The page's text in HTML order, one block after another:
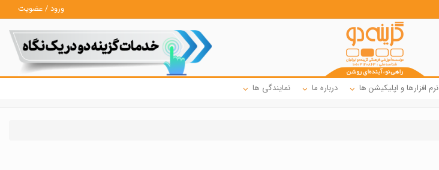
ورود / عضویت
نرم افزارها و اپلیکیشن ها درباره ما نمایندگی ها